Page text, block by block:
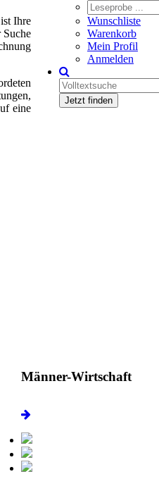
Wunschliste
Warenkorb
Mein Profil
Anmelden
Jetzt finden
Ihre
Suche
eine
Männer-Wirtschaft